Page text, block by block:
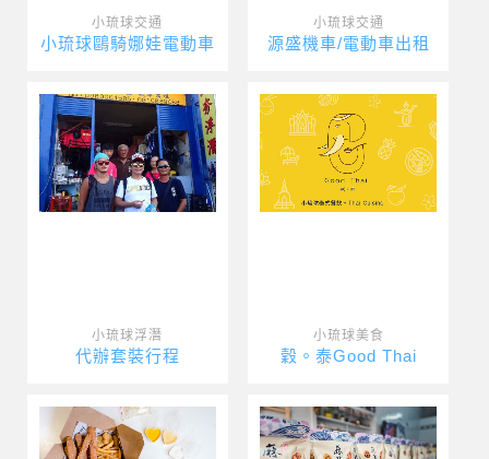
小琉球交通
小琉球鷗騎娜娃電動車
小琉球交通
源盛機車/電動車出租
小琉球浮潛
代辦套裝行程
小琉球美食
穀。泰Good Thai